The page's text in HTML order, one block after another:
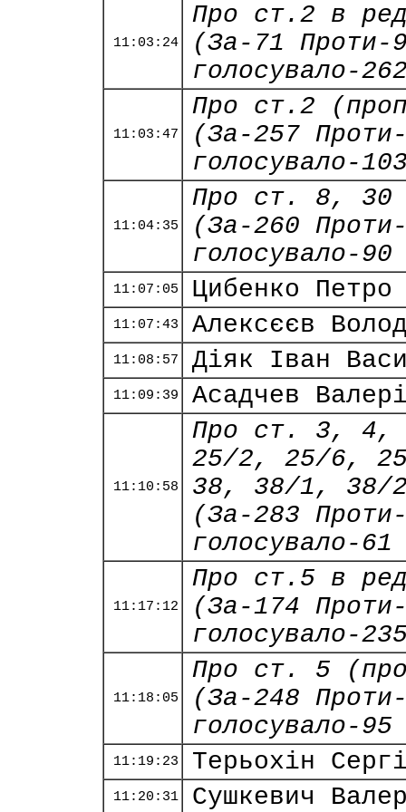
11:03:24
Про ст.2 в
(За-71 Проти-
голосувало-
11:03:47
Про ст.2
(За-257
голосувало-
11:04:35
Про ст. 8, 30
(За-260
голосувало-
11:07:05 Цибенко Петро
11:07:43 Алексєєв
11:08:57 Діяк Іван
11:09:39 Асадчев
11:10:58
Про ст. 3,
25/2, 25/6,
38, 38/1, 38/
(За-283
голосувало-
11:17:12
Про ст.5 в
(За-174
голосувало-
11:18:05
Про ст. 5
(За-248
голосувало-
11:19:23 Терьохін
11:20:31 Сушкевич